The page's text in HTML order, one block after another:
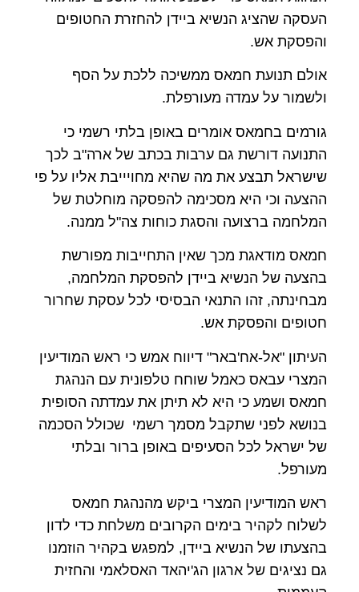
העסקה שהציג הנשיא ביידן להחזרת החטופים
והפסקת אש.
אולם תנועת חמאס ממשיכה ללכת על הסף
ולשמור על עמדה מעורפלת.
גורמים בחמאס אומרים באופן בלתי רשמי כי
התנועה דורשת גם ערבות בכתב של ארה"ב לכך
שישראל תבצע את מה שהיא מחויייבת אליו על פי
ההצעה וכי היא מסכימה להפסקה מוחלטת של
המלחמה ברצועה והסגת כוחות צה"ל ממנה.
חמאס מודאגת מכך שאין התחייבות מפורשת
בהצעה של הנשיא ביידן להפסקת המלחמה,
מבחינתה, זהו התנאי הבסיסי לכל עסקת שחרור
חטופים והפסקת אש.
העיתון "אל-אח'באר" דיווח אמש כי ראש המודיעין
המצרי עבאס כאמל שוחח טלפונית עם הנהגת
חמאס ושמע כי היא לא תיתן את עמדתה הסופית
בנושא לפני שתקבל מסמך רשמי שכולל הסכמה
של ישראל לכל הסעיפים באופן ברור ובלתי
מעורפל.
ראש המודיעין המצרי ביקש מהנהגת חמאס
לשלוח לקהיר בימים הקרובים משלחת כדי לדון
בהצעתו של הנשיא ביידן, למפגש בקהיר הוזמנו
גם נציגים של ארגון הג'יהאד האסלאמי והחזית